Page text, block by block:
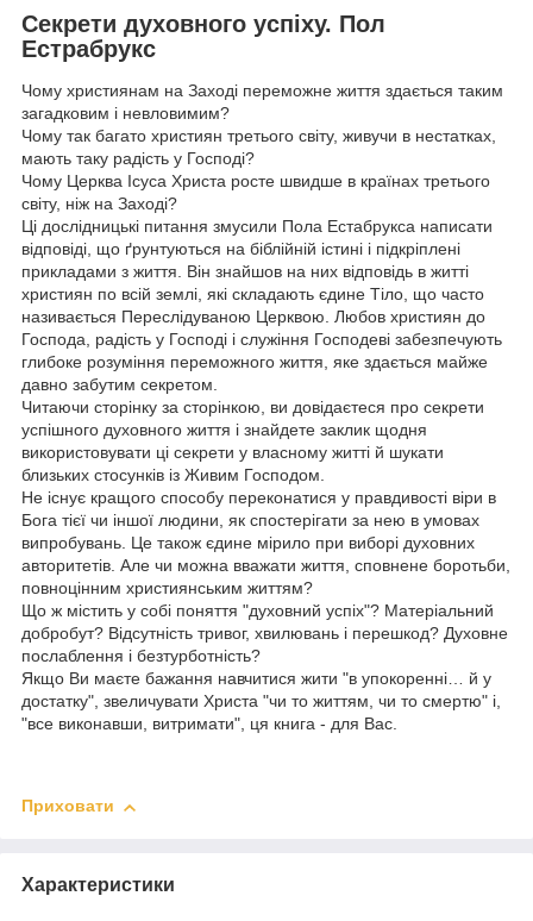
Секрети духовного успіху. Пол
Естрабрукс
Чому християнам на Заході переможне життя здається таким
загадковим і невловимим?
Чому так багато християн третього світу, живучи в нестатках,
мають таку радість у Господі?
Чому Церква Ісуса Христа росте швидше в країнах третього
світу, ніж на Заході?
Ці дослідницькі питання змусили Пола Естабрукса написати
відповіді, що ґрунтуються на біблійній істині і підкріплені
прикладами з життя. Він знайшов на них відповідь в житті
християн по всій землі, які складають єдине Тіло, що часто
називається Переслідуваною Церквою. Любов християн до
Господа, радість у Господі і служіння Господеві забезпечують
глибоке розуміння переможного життя, яке здається майже
давно забутим секретом.
Читаючи сторінку за сторінкою, ви довідаєтеся про секрети
успішного духовного життя і знайдете заклик щодня
використовувати ці секрети у власному житті й шукати
близьких стосунків із Живим Господом.
Не існує кращого способу переконатися у правдивості віри в
Бога тієї чи іншої людини, як спостерігати за нею в умовах
випробувань. Це також єдине мірило при виборі духовних
авторитетів. Але чи можна вважати життя, сповнене боротьби,
повноцінним християнським життям?
Що ж містить у собі поняття "духовний успіх"? Матеріальний
добробут? Відсутність тривог, хвилювань і перешкод? Духовне
послаблення і безтурботність?
Якщо Ви маєте бажання навчитися жити "в упокоренні… й у
достатку", звеличувати Христа "чи то життям, чи то смертю" і,
"все виконавши, витримати", ця книга - для Вас.
Приховати
Характеристики